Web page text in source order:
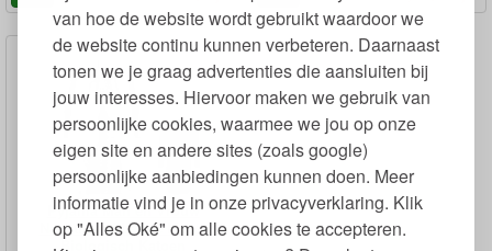
van hoe de website wordt gebruikt waardoor we
de website continu kunnen verbeteren. Daarnaast
tonen we je graag advertenties die aansluiten bij
jouw interesses. Hiervoor maken we gebruik van
persoonlijke cookies, waarmee we jou op onze
eigen site en andere sites (zoals google)
persoonlijke aanbiedingen kunnen doen. Meer
informatie vind je in onze privacyverklaring. Klik
op "Alles Oké" om alle cookies te accepteren.
Pyjama Man en Vrouw
Nachthemd Lange Mouw
Biologisch Katoen